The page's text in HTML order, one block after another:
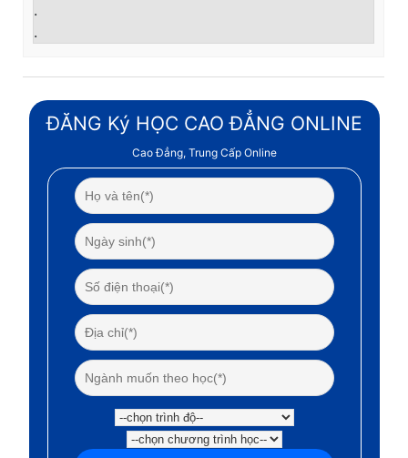
.
.
ĐĂNG Ký HỌC CAO ĐẲNG ONLINE
Cao Đẳng, Trung Cấp Online